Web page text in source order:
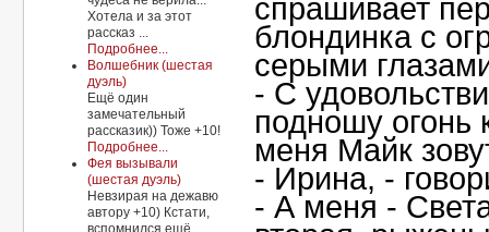
Хотела и за этот
рассказ ...
Подробнее...
Волшебник (шестая
дуэль)
Ещё один
замечательный
рассказик)) Тоже +10!
Подробнее...
Фея вызывали
(шестая дуэль)
Невзирая на дежавю
автору +10) Кстати,
вспомнился ещё
спрашивает
блондинка с
серыми
- С
подношу огонь
меня Майк
- Ирина, -
- А меня -